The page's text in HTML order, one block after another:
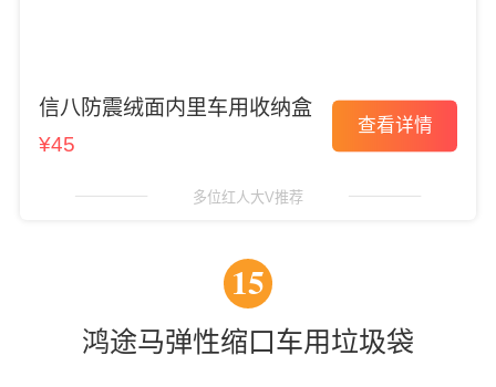
信八防震绒面内里车用收纳盒
¥45
查看详情
多位红人大V推荐
15
鸿途马弹性缩口车用垃圾袋